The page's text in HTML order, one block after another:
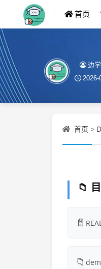
首页
边
首页 >
📁
📄
📁